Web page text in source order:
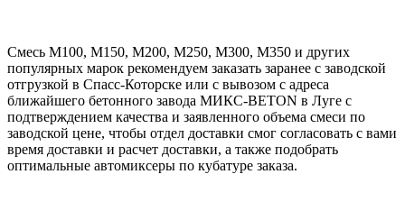
Смесь М100, М150, М200, М250, М300, М350 и других
популярных марок рекомендуем заказать заранее с заводской
отгрузкой в Спасс-Которске или с вывозом с адреса
ближайшего бетонного завода МИКС-BETON в Луге с
подтверждением качества и заявленного объема смеси по
заводской цене, чтобы отдел доставки смог согласовать с вами
время доставки и расчет доставки, а также подобрать
оптимальные автомиксеры по кубатуре заказа.